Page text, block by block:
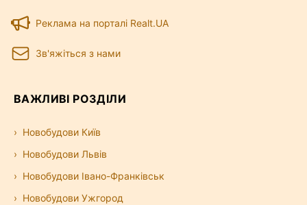
Реклама на порталі Realt.UA
Зв'яжіться з нами
ВАЖЛИВІ РОЗДІЛИ
Новобудови Київ
Новобудови Львів
Новобудови Івано-Франківськ
Новобудови Ужгород